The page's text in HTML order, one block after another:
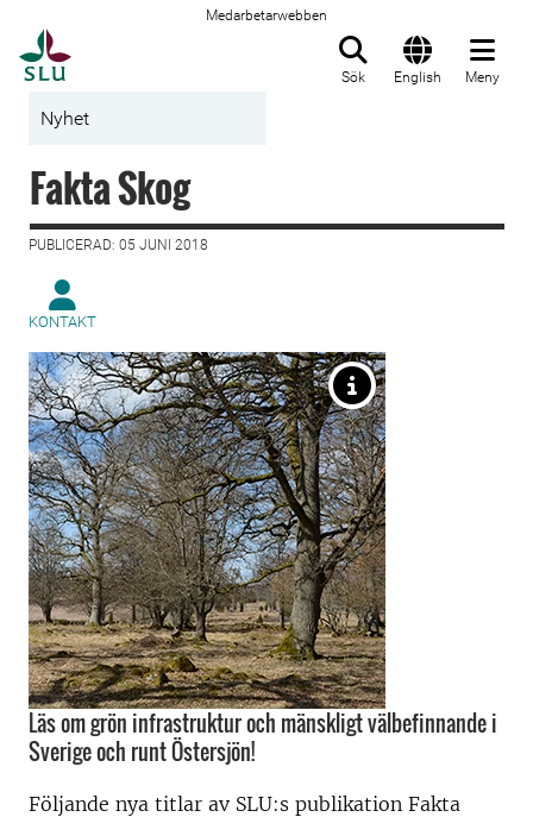
Medarbetarwebben
Sök English Meny
Nyhet
Fakta Skog
PUBLICERAD: 05 JUNI 2018
KONTAKT
Läs om grön infrastruktur och mänskligt välbefinnande i
Sverige och runt Östersjön!
Följande nya titlar av SLU:s publikation Fakta